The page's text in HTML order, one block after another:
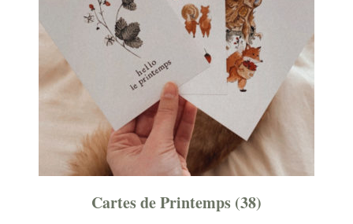
Cartes de Printemps (38)